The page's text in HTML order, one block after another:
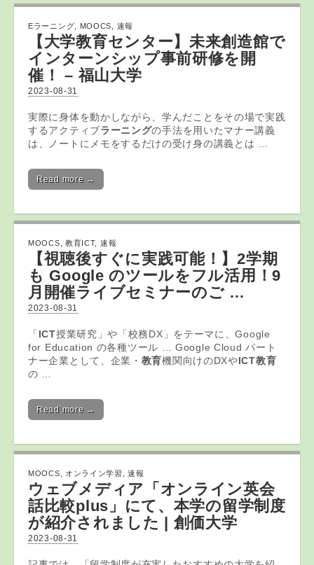
Eラーニング MOOCS 速報
【大学教育センター】未来創造館で
インターンシップ事前研修を開
催！ – 福山大学
2023-08-31
実際に身体を動かしながら、学んだことをその場で実践
するアクティブラーニングの手法を用いたマナー講義
は、ノートにメモをするだけの受け身の講義とは …
Read more →
MOOCS 教育ICT, 速報
【視聴後すぐに実践可能！】2学期
も Google のツールをフル活用！9
月開催ライブセミナーのご …
2023-08-31
「 ICT授業研究」や「校務DX」をテーマに、Google
for Education の各種ツール … Google Cloud パート
ナー企業として、企業・ 教育機関向けのDXやICT教育
の …
Read more →
MOOCS オンライン学習 ,速報
ウェブメディア「 オンライン英会
話比較plus」にて、本学の留学制度
が紹介されました | 創価大学
2023-08-31